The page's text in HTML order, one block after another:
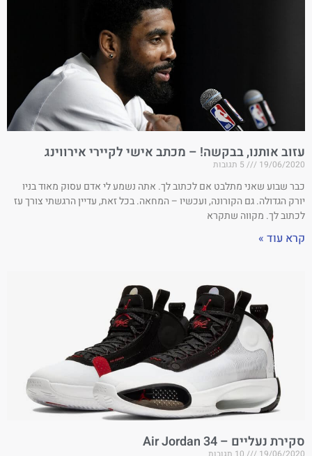
עזוב אותנו, בבקשה! – מכתב אישי לקיירי אירווינג
19/06/2020
כבר שבוע שאני מתלבט אם לכתוב לך. אתה נשמע לי אדם עסוק מאוד בניו
יורק הגדולה. גם הקורונה, ועכשיו – המחאה. בכל זאת, עדיין הרגשתי צורך עז
לכתוב לך. מקווה שתקרא
קרא עוד »
סקירת נעליים – Air Jordan 34